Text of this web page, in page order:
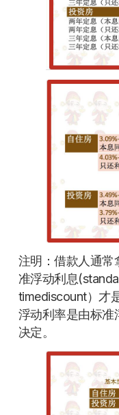
注明：借款人通常
准浮动利息
timediscount）才
浮动利率是由标准
决定。